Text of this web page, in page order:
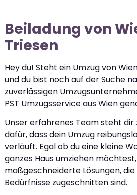
Beiladung von
Triesen
Hey du! Steht ein Umzug von
und du bist noch auf der Suche
zuverlässigen
PST Umzugsservice aus Wien
Unser erfahrenes Team steht dir
dafür, dass dein Umzug
verläuft. Egal ob du eine kleine
ganzes Haus umziehen
maßgeschneiderte Lösungen,
Bedürfnisse zugeschnitten sind.